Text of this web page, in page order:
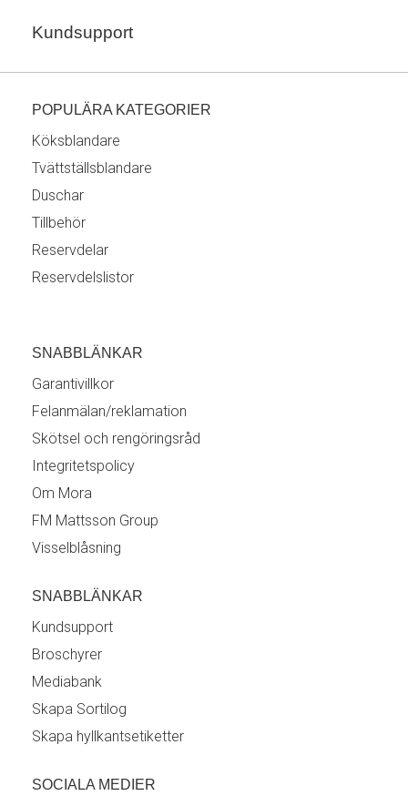
Kundsupport
POPULÄRA KATEGORIER
Köksblandare
Tvättställsblandare
Duschar
Tillbehör
Reservdelar
Reservdelslistor
SNABBLÄNKAR
Garantivillkor
Felanmälan/reklamation
Skötsel och rengöringsråd
Integritetspolicy
Om Mora
FM Mattsson Group
Visselblåsning
SNABBLÄNKAR
Kundsupport
Broschyrer
Mediabank
Skapa Sortilog
Skapa hyllkantsetiketter
SOCIALA MEDIER